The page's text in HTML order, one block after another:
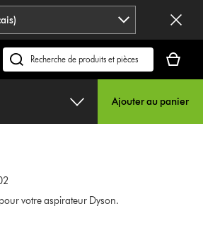
Recherchez
des
site
panier
est
Ajouter au panier
votre aspirateur Dyson.